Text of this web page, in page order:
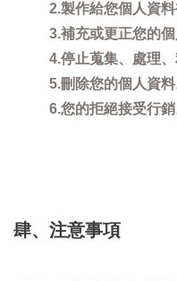
2.製作給您個人資料
3.補充或更正您的個
4.停止蒐集、處理
5.刪除您的個人資料
6.您的拒絕接受行銷
肆、注意事項